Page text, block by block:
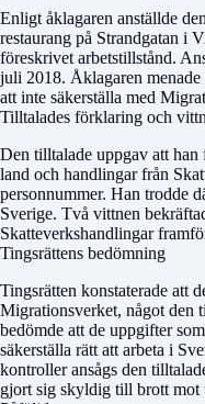
Enligt åklagaren anställde
restaurang på Strandgatan i
föreskrivet arbetstillstånd.
juli 2018. Åklagaren menade
att inte säkerställa med
Tilltalades förklaring och
Den tilltalade uppgav att
land och handlingar från
personnummer. Han trodde
Sverige. Två vittnen
Skatteverkshandlingar
Tingsrättens bedömning
Tingsrätten konstaterade att
Migrationsverket, något den
bedömde att de uppgifter
säkerställa rätt att arbeta i
kontroller ansågs den
gjort sig skyldig till brott mot